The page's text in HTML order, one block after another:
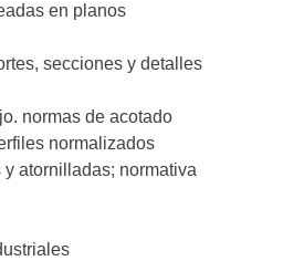
en planos
secciones y detalles
normas de acotado
normalizados
atornilladas; normativa